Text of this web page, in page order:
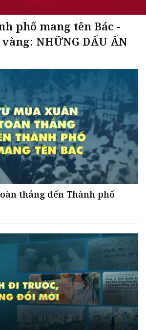
phố mang tên Bác -
NHỮNG DẤU ẤN
thắng đến Thành phố